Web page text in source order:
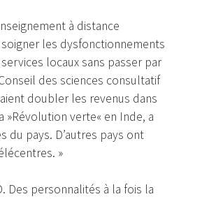
à distance
les dysfonctionnements
locaux sans passer par
des sciences consultatif
doubler les revenus dans
»Révolution verte« en Inde, a
du pays. D’autres pays ont
»
Des personnalités à la fois la